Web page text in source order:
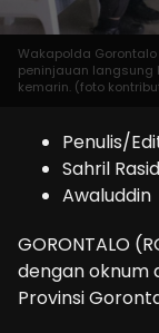
Wakapolda Gorontalo
peninjauan langsung
kemarin. (foto
Penulis/
Sahril Rasid
Awaluddin
GORONTALO
dengan oknum
Provinsi